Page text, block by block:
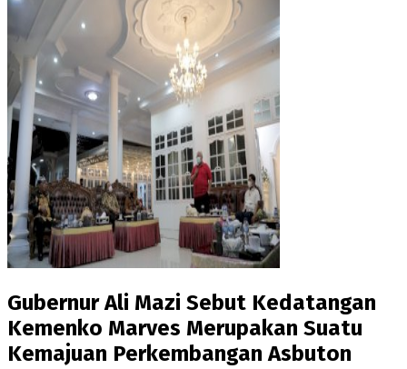
Gubernur Ali Mazi Sebut Kedatangan
Kemenko Marves Merupakan Suatu
Kemajuan Perkembangan Asbuton